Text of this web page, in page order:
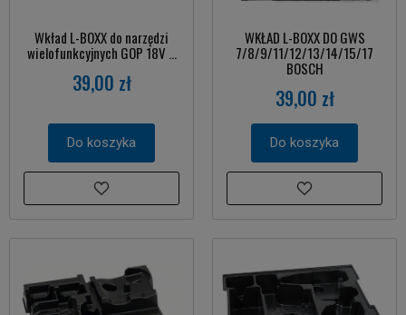
Wkład L-BOXX do narzędzi
wielofunkcyjnych GOP 18V ...
39,00 zł
Do koszyka
WKŁAD L-BOXX DO GWS
7/8/9/11/12/13/14/15/17
BOSCH
39,00 zł
Do koszyka